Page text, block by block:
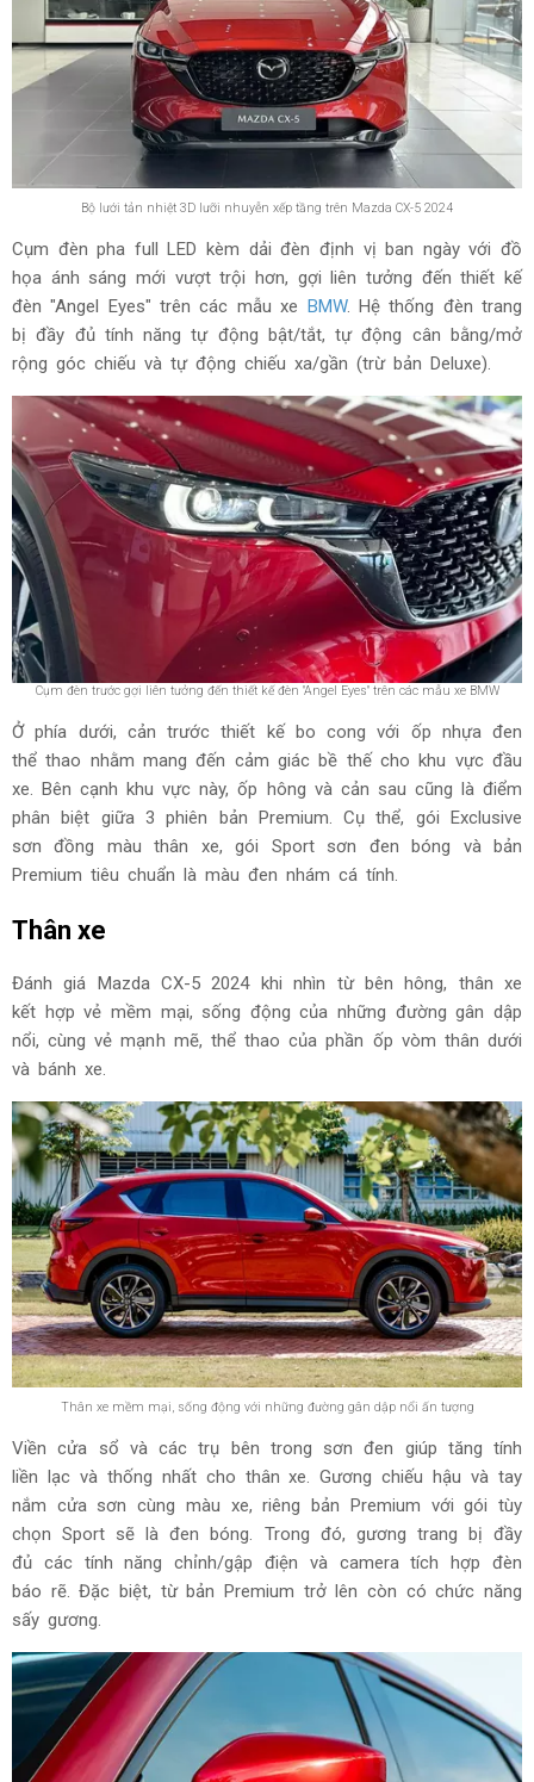
Bộ lưới tản nhiệt 3D lưỡi nhuyễn xếp tầng trên Mazda CX-5 2024
Cụm đèn pha full LED kèm dải đèn định vị ban ngày với đồ
họa ánh sáng mới vượt trội hơn, gợi liên tưởng đến thiết kế
đèn "Angel Eyes" trên các mẫu xe BMW. Hệ thống đèn trang
bị đầy đủ tính năng tự động bật/tắt, tự động cân bằng/mở
rộng góc chiếu và tự động chiếu xa/gần (trừ bản Deluxe).
Cụm đèn trước gợi liên tưởng đến thiết kế đèn "Angel Eyes" trên các mẫu xe BMW
Ở phía dưới, cản trước thiết kế bo cong với ốp nhựa đen
thể thao nhằm mang đến cảm giác bề thế cho khu vực đầu
xe. Bên cạnh khu vực này, ốp hông và cản sau cũng là điểm
phân biệt giữa 3 phiên bản Premium. Cụ thể, gói Exclusive
sơn đồng màu thân xe, gói Sport sơn đen bóng và bản
Premium tiêu chuẩn là màu đen nhám cá tính.
Thân xe
Đánh giá Mazda CX-5 2024 khi nhìn từ bên hông, thân xe
kết hợp vẻ mềm mại, sống động của những đường gân dập
nổi, cùng vẻ mạnh mẽ, thể thao của phần ốp vòm thân dưới
và bánh xe.
Thân xe mềm mại, sống động với những đường gân dập nổi ấn tượng
Viền cửa sổ và các trụ bên trong sơn đen giúp tăng tính
liền lạc và thống nhất cho thân xe. Gương chiếu hậu và tay
nắm cửa sơn cùng màu xe, riêng bản Premium với gói tùy
chọn Sport sẽ là đen bóng. Trong đó, gương trang bị đầy
đủ các tính năng chỉnh/gập điện và camera tích hợp đèn
báo rẽ. Đặc biệt, từ bản Premium trở lên còn có chức năng
sấy gương.